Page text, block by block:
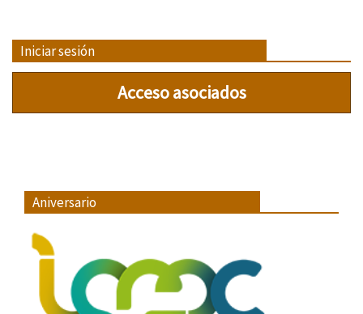
Iniciar sesión
Acceso asociados
Aniversario